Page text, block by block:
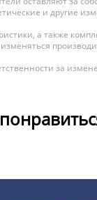
и другие
а также
за